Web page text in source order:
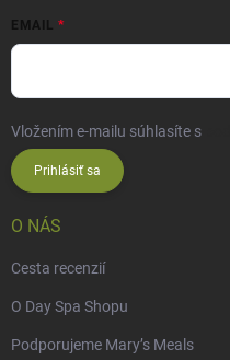
EMAIL
Vložením e-mailu súhlasíte s
Prihlásiť sa
O NÁS
Cesta recenzií
O Day Spa Shopu
Podporujeme Mary’s Meals